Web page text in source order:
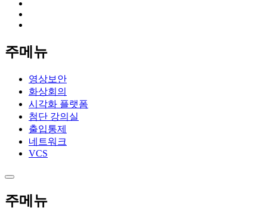
주메뉴
영상보안
화상회의
시각화 플랫폼
첨단 강의실
출입통제
네트워크
VCS
주메뉴